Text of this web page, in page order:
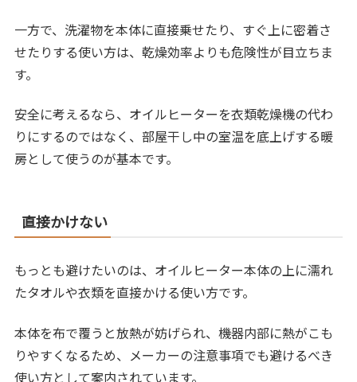
一方で、洗濯物を本体に直接乗せたり、すぐ上に密着さ
せたりする使い方は、乾燥効率よりも危険性が目立ちま
す。
安全に考えるなら、オイルヒーターを衣類乾燥機の代わ
りにするのではなく、部屋干し中の室温を底上げする暖
房として使うのが基本です。
直接かけない
もっとも避けたいのは、オイルヒーター本体の上に濡れ
たタオルや衣類を直接かける使い方です。
本体を布で覆うと放熱が妨げられ、機器内部に熱がこも
りやすくなるため、メーカーの注意事項でも避けるべき
使い方として案内されています。